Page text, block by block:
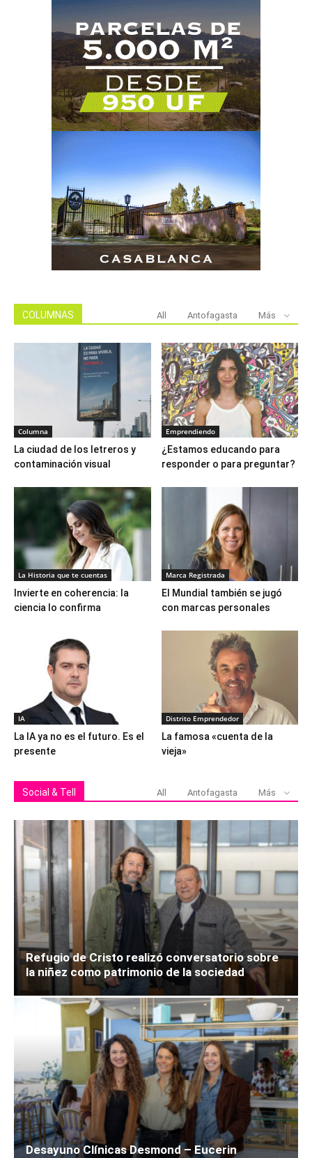
COLUMNAS All Antofagasta Más
Columna
La ciudad de los letreros y
contaminación visual
Emprendiendo
¿Estamos educando para
responder o para preguntar?
La Historia que te cuentas
Invierte en coherencia: la
ciencia lo confirma
Marca Registrada
El Mundial también se jugó
con marcas personales
IA
La IA ya no es el futuro. Es el
presente
Distrito Emprendedor
La famosa «cuenta de la
vieja»
Social & Tell All Antofagasta Más
Refugio de Cristo realizó conversatorio sobre
la niñez como patrimonio de la sociedad
Desayuno Clínicas Desmond – Eucerin